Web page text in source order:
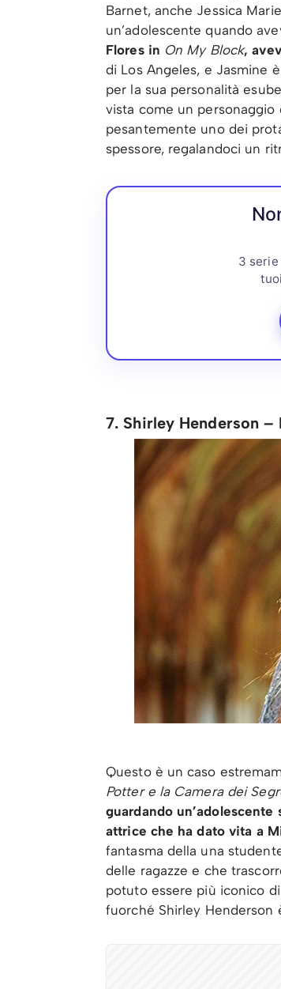
Barnet, anche Jessica
un’adolescente quando
Flores in On My Block,
di Los Angeles, e Jasmine
per la sua personalità
vista come un
pesantemente uno dei
spessore, regalandoci un
3
7. Shirley Henderson –
Questo è un caso
Potter e la Camera dei
guardando
attrice che ha dato vita a
fantasma della una
delle ragazze e che
potuto essere più iconico
fuorché Shirley Henderson